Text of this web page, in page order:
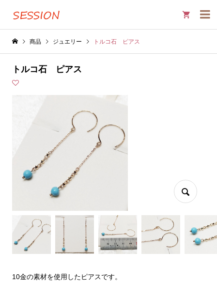

商品 ジュエリー トルコ石 ピアス
トルコ石 ピアス
10金の素材を使用したピアスです。